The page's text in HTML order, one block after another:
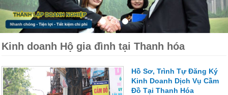
Kinh doanh Hộ gia đình tại Thanh hóa
Hồ Sơ, Trình Tự Đăng Ký
Kinh Doanh Dịch Vụ Cầm
Đồ Tại Thanh Hóa